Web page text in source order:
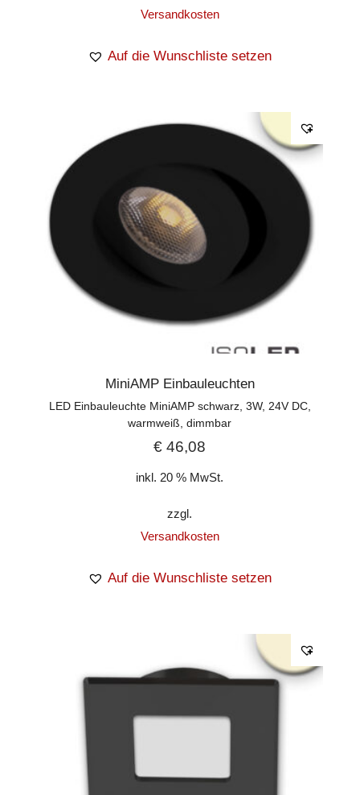
Versandkosten
Auf die Wunschliste setzen
MiniAMP Einbauleuchten
LED Einbauleuchte MiniAMP schwarz, 3W, 24V DC,
warmweiß, dimmbar
€ 46,08
inkl. 20 % MwSt.
zzgl.
Versandkosten
Auf die Wunschliste setzen